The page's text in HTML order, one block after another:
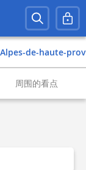
alpes-de-haute-
周围的看点